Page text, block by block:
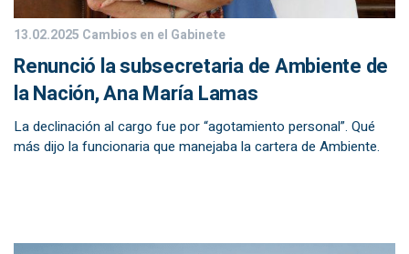
13.02.2025 Cambios en el Gabinete
Renunció la subsecretaria de Ambiente de
la Nación, Ana María Lamas
La declinación al cargo fue por “agotamiento personal”. Qué
más dijo la funcionaria que manejaba la cartera de Ambiente.